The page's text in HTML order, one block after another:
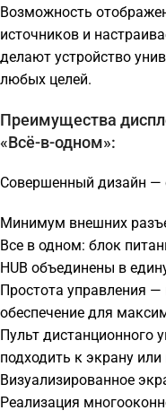
Возможность
источников и
делают устройство
любых целей.
Преимущества
«Всё-в-одном»:
Совершенный дизайн —
Минимум внешних
Все в одном: блок
HUB объединены в
Простота управления
обеспечение для
Пульт дистанционного
подходить к экрану
Визуализированное
Реализация